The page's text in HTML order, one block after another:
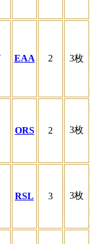
EAA 2 3枚
ORS 2 3枚
RSL 3 3枚